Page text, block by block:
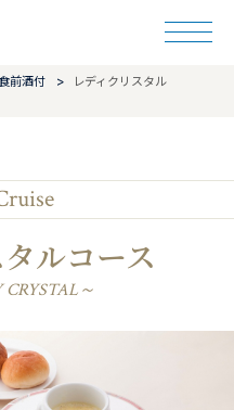
・クルーズクラ
前酒付
レディクリスタル
ルコース
～